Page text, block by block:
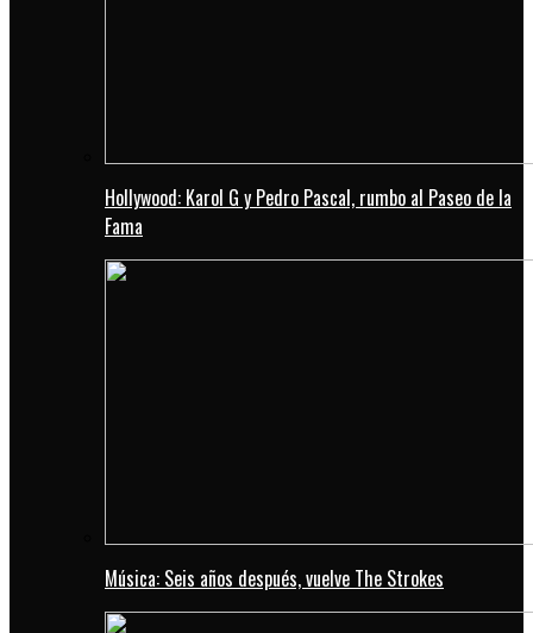
Hollywood: Karol G y Pedro Pascal, rumbo al Paseo de la
Fama
Música: Seis años después, vuelve The Strokes